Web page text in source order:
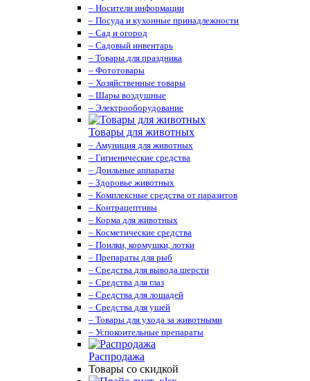
– Носители информации
– Посуда и кухонные принадлежности
– Сад и огород
– Садовый инвентарь
– Товары для праздника
– Фототовары
– Хозяйственные товары
– Шары воздушные
– Электрооборудование
Товары для животных
– Амуниция для животных
– Гигиенические средства
– Доильные аппараты
– Здоровье животных
– Комплексные средства от паразитов
– Контрацептивы
– Корма для животных
– Косметические средства
– Поилки, кормушки, лотки
– Препараты для рыб
– Средства для вывода шерсти
– Средства для глаз
– Средства для лошадей
– Средства для ушей
– Товары для ухода за животными
– Успокоительные препараты
Распродажа
Товары со скидкой